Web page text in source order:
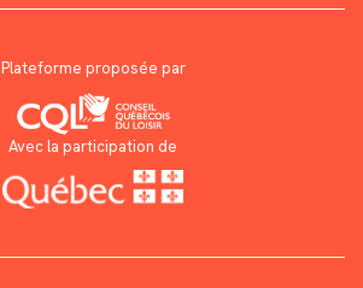
Plateforme proposée par
Avec la participation de